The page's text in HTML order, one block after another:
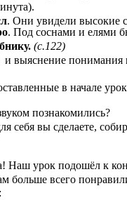
. Они увидели высокие
. Под соснами и елями
(с.122)
выяснение понимания
в начале
познакомились?
себя вы сделаете,
Наш урок подошёл к
больше всего